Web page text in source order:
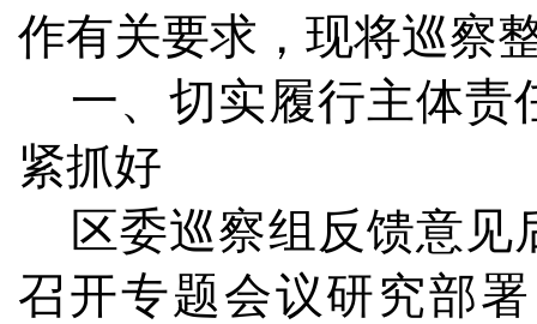
作有关要求，现将巡察
一、切实履行主体责
紧抓好
区委巡察组反馈意见
召开专题会议研究部